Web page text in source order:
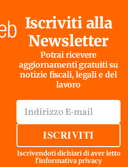
Iscriviti alla
Newsletter
Potrai ricevere
aggiornamenti gratuiti su
notizie fiscali, legali e del
lavoro
ISCRIVITI
Iscrivendoti dichiari di aver letto
l'informativa privacy